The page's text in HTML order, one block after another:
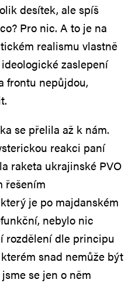
desítek, ale spíš
Pro nic. A to je na
realismu vlastně
zaslepení
frontu nepůjdou,
se přelila až k nám.
reakci paní
raketa ukrajinské PVO
řešením
je po majdanském
nebylo nic
rozdělení dle principu
snad nemůže být
se jen o něm